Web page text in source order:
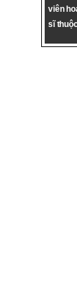
viên
sĩ